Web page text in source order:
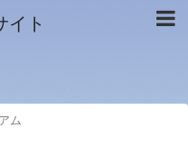
イト
ム